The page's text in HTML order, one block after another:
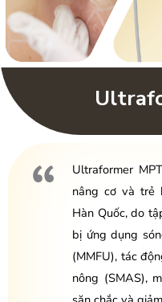
Ultraformer
nâng cơ và trẻ
Hàn Quốc, do
bị ứng dụng
(MMFU), tác
nông (SMAS),